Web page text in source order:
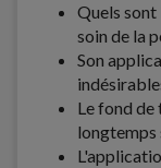
Quels sont
soin de la
Son
Le fond
longtemps